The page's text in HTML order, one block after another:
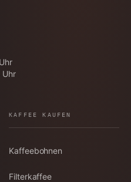
Uhr
KAFFEE KAUFEN
Kaffeebohnen
Filterkaffee